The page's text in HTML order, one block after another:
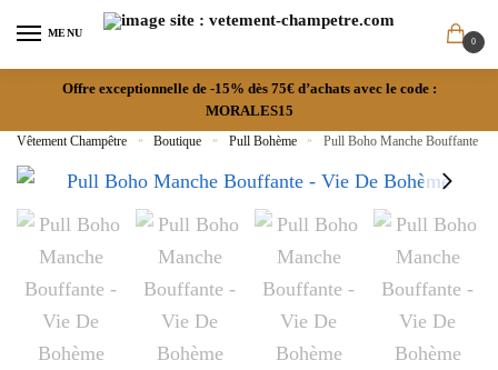
MENU
0
Offre exceptionnelle de -15% dès 75€ d’achats avec le code :
MORALES15
Vêtement Champêtre » Boutique » Pull Bohème » Pull Boho Manche Bouffante